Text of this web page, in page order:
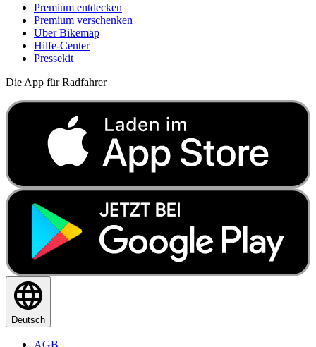
Premium entdecken
Premium verschenken
Über Bikemap
Hilfe-Center
Pressekit
Die App für Radfahrer
Deutsch